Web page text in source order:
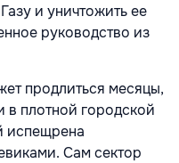
и уничтожить ее
руководство из
продлиться месяцы,
в плотной городской
испещрена
Сам сектор